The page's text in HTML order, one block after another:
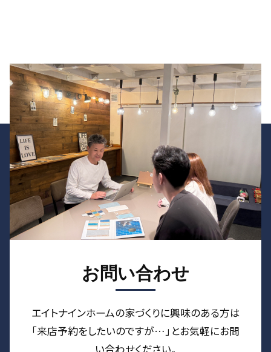
お問い合わせ
エイトナインホームの家づくりに興味のある⽅は
「来店予約をしたいのですが…」とお気軽にお問
い合わせください。